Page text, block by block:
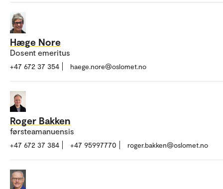
Hæge Nore
Dosent emeritus
+47 672 37 354 haege.nore@oslomet.no
Roger Bakken
førsteamanuensis
+47 672 37 384 +47 95997770 roger.bakken@oslomet.no